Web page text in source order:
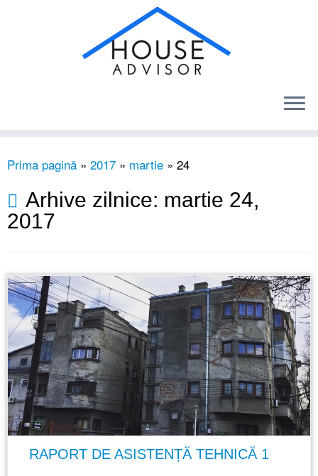
laPrima pagină » 2017 » martie » 24
Arhive zilnice: martie 24,
2017
RAPORT DE ASISTENȚĂ TEHNICĂ 1